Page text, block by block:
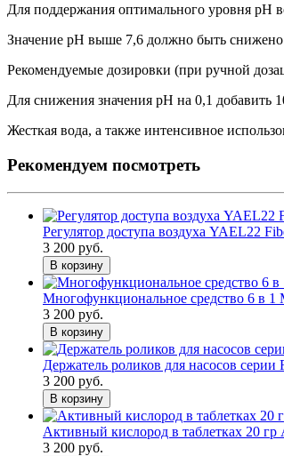
Для поддержания оптимального уровня рН
Значение рН выше 7,6 должно быть снижено
Рекомендуемые дозировки (при ручной
Для снижения значения рН на 0,1 добавить
Жесткая вода, а также интенсивное
Рекомендуем посмотреть
Регулятор доступа воздуха YAEL22
3 200 руб.
В корзину
Многофункциональное средство 6 в 1
3 200 руб.
В корзину
Держатель роликов для насосов серии
3 200 руб.
В корзину
Активный кислород в таблетках 20 гр
3 200 руб.